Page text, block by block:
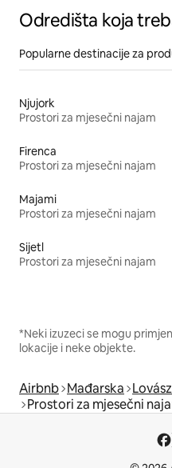
Odredišta koja
Popularne destinacije za
Njujork
Prostori za mjesečni najam
Firenca
Prostori za mjesečni najam
Majami
Prostori za mjesečni najam
Sijetl
Prostori za mjesečni najam
*Neki izuzeci se mogu
lokacije i neke objekte.
Airbnb Mađarska
Prostori za mjesečni